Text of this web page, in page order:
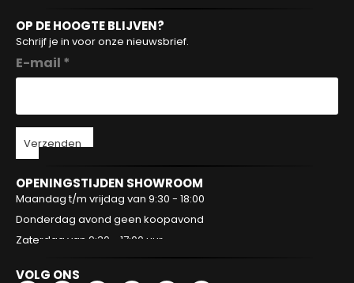
OP DE HOOGTE BLIJVEN?
Schrijf je in voor onze nieuwsbrief.
E-mail *
Verzenden
OPENINGSTIJDEN SHOWROOM
Maandag t/m vrijdag van 9:30 - 18:00
Donderdag avond geen koopavond
Zaterdag van 9:30 - 17:00 uur
VOLG ONS